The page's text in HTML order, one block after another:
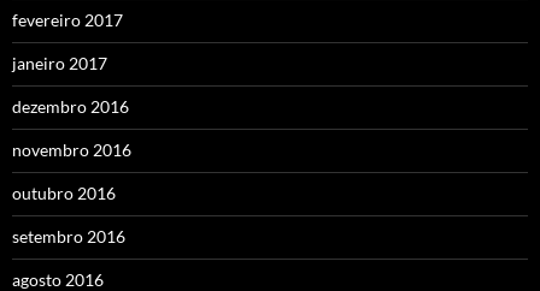
fevereiro 2017
janeiro 2017
dezembro 2016
novembro 2016
outubro 2016
setembro 2016
agosto 2016